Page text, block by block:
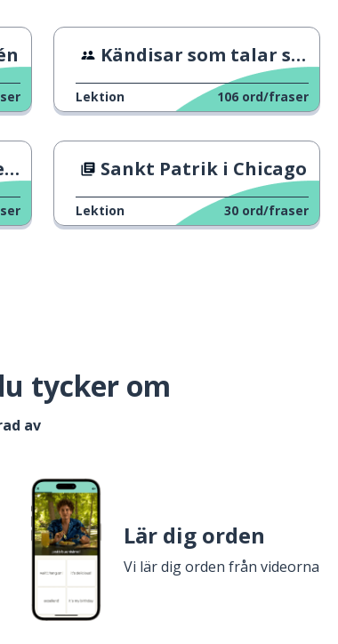
Kändisar som talar spanska
Lektion 106 ord/fraser
Sankt Patrik i Chicago
Lektion 30 ord/fraser
tycker om
av
Lär dig orden
Vi lär dig orden från videorna